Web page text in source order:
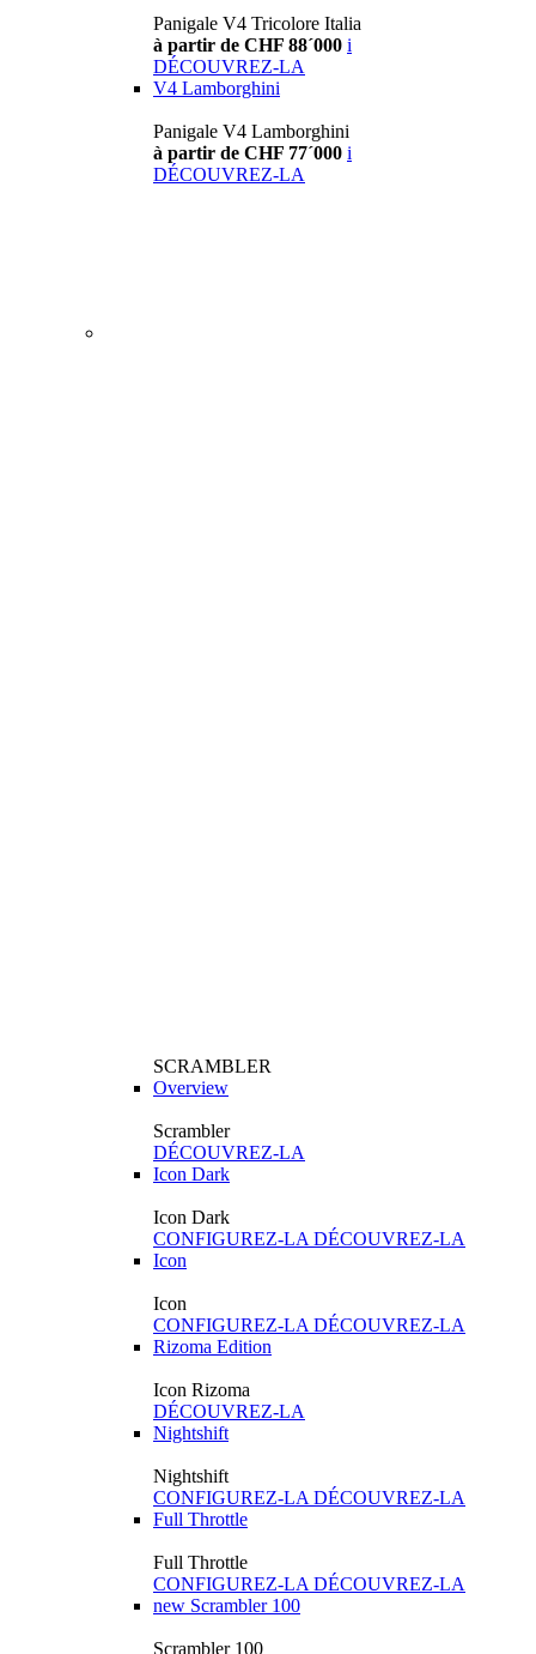
Panigale V4 Tricolore Italia
à partir de CHF 88´000 i
DÉCOUVREZ-LA
V4 Lamborghini
Panigale V4 Lamborghini
à partir de CHF 77´000 i
DÉCOUVREZ-LA
SCRAMBLER
Overview
Scrambler
DÉCOUVREZ-LA
Icon Dark
Icon Dark
CONFIGUREZ-LA DÉCOUVREZ-LA
Icon
Icon
CONFIGUREZ-LA DÉCOUVREZ-LA
Rizoma Edition
Icon Rizoma
DÉCOUVREZ-LA
Nightshift
Nightshift
CONFIGUREZ-LA DÉCOUVREZ-LA
Full Throttle
Full Throttle
CONFIGUREZ-LA DÉCOUVREZ-LA
new Scrambler 100
Scrambler 100